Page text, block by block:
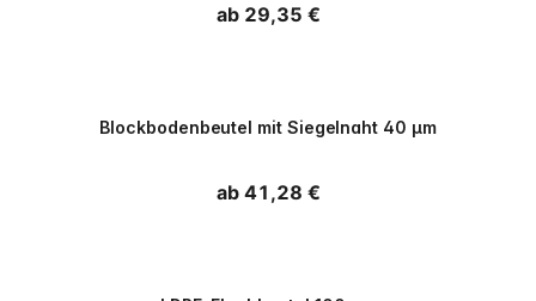
Normaler Preis
ab 29,35 €
Blockbodenbeutel mit Siegelnaht 40 µm
Normaler Preis
ab 41,28 €